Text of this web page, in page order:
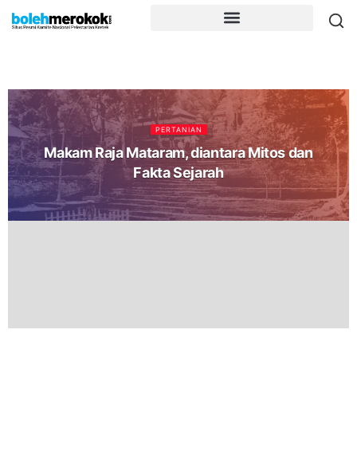
PERTANIAN
Makam Raja Mataram, diantara Mitos dan
Fakta Sejarah